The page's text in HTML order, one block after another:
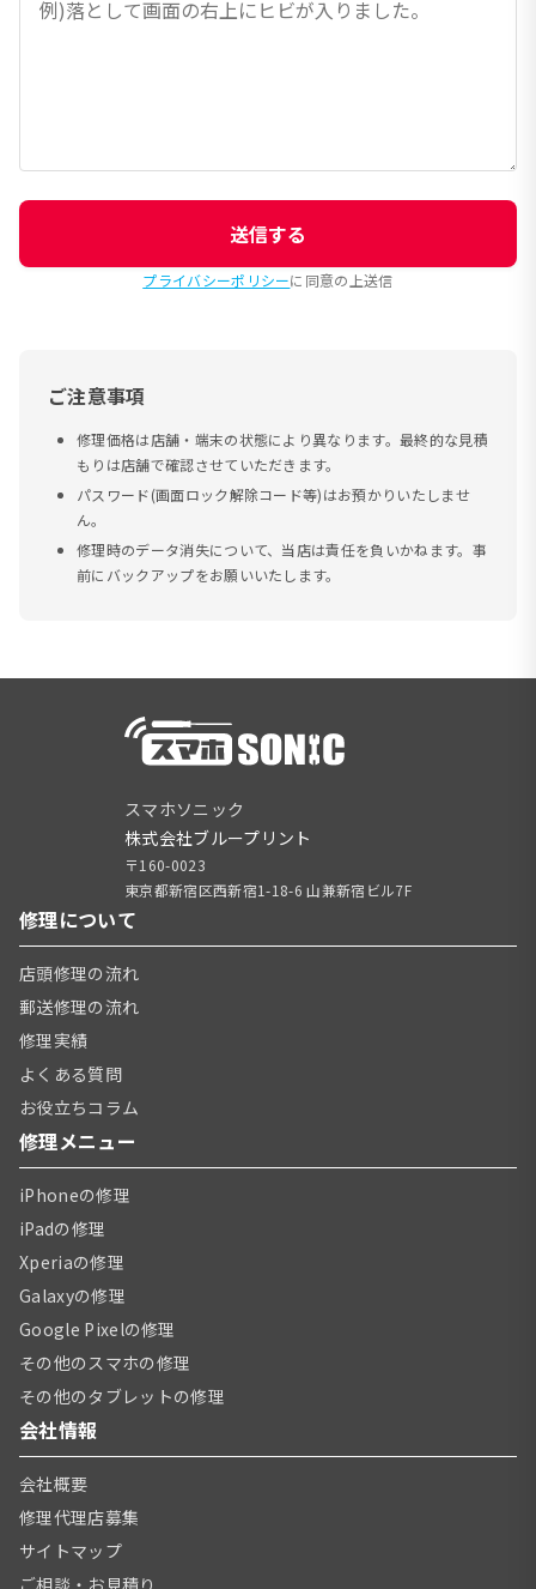
送信する
プライバシーポリシーに同意の上送信
ご注意事項
修理価格は店舗・端末の状態により異なります。最終的な見積
もりは店舗で確認させていただきます。
パスワード(画面ロック解除コード等)はお預かりいたしませ
ん。
修理時のデータ消失について、当店は責任を負いかねます。事
前にバックアップをお願いいたします。
スマホソニック
株式会社ブループリント
〒160-0023
東京都新宿区西新宿1-18-6 山兼新宿ビル7F
修理について
店頭修理の流れ
郵送修理の流れ
修理実績
よくある質問
お役立ちコラム
修理メニュー
iPhoneの修理
iPadの修理
Xperiaの修理
Galaxyの修理
Google Pixelの修理
その他のスマホの修理
その他のタブレットの修理
会社情報
会社概要
修理代理店募集
サイトマップ